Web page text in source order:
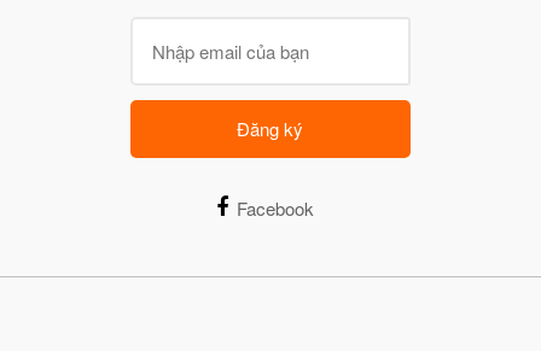
Đăng ký
Facebook